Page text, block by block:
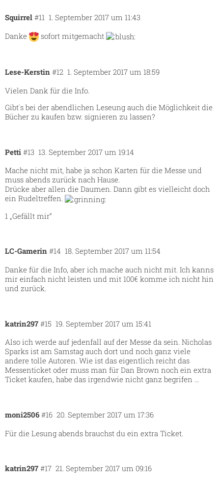
Squirrel 1. September 2017 um 11:43
#11
Danke
sofort mitgemacht
Lese-Kerstin 1. September 2017 um 18:59
#12
Vielen Dank für die Info.
Gibt´s bei der abendlichen Leseung auch die Möglichkeit die
Bücher zu kaufen bzw. signieren zu lassen?
Petti 13. September 2017 um 19:14
#13
Mache nicht mit, habe ja schon Karten für die Messe und
muss abends zurück nach Hause.
Drücke aber allen die Daumen. Dann gibt es vielleicht doch
ein Rudeltreffen.
1 „Gefällt mir“
LC-Gamerin 18. September 2017 um 11:54
#14
Danke für die Info, aber ich mache auch nicht mit. Ich kanns
mir einfach nicht leisten und mit 100€ komme ich nicht hin
und zurück.
katrin297 19. September 2017 um 15:41
#15
Also ich werde auf jedenfall auf der Messe da sein. Nicholas
Sparks ist am Samstag auch dort und noch ganz viele
andere tolle Autoren. Wie ist das eigentlich reicht das
Messenticket oder muss man für Dan Brown noch ein extra
Ticket kaufen, habe das irgendwie nicht ganz begrifen …
moni2506 20. September 2017 um 17:36
#16
Für die Lesung abends brauchst du ein extra Ticket.
katrin297 21. September 2017 um 09:16
#17